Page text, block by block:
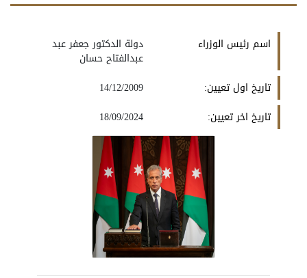
اسم رئيس الوزراء دولة الدكتور جعفر عبد
عبدالفتاح حسان
تاريخ اول تعيين:
14/12/2009
تاريخ اخر تعيين:
18/09/2024